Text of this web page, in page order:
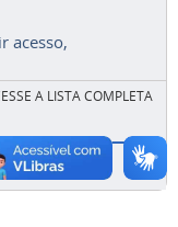
acesso,
A LISTA COMPLETA